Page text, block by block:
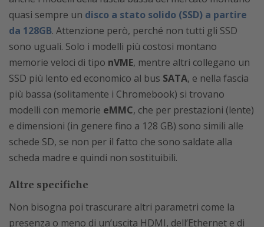
quasi sempre un disco a stato solido (SSD) a partire
da 128GB. Attenzione però, perché non tutti gli SSD
sono uguali. Solo i modelli più costosi montano
memorie veloci di tipo nVME, mentre altri collegano un
SSD più lento ed economico al bus SATA, e nella fascia
più bassa (solitamente i Chromebook) si trovano
modelli con memorie eMMC, che per prestazioni (lente)
e dimensioni (in genere fino a 128 GB) sono simili alle
schede SD, se non per il fatto che sono saldate alla
scheda madre e quindi non sostituibili.
Altre specifiche
Non bisogna poi trascurare altri parametri come la
presenza o meno di un’uscita HDMI, dell’Ethernet e di